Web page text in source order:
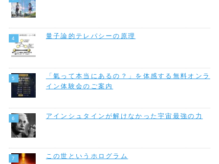
量子論的テレパシーの原理
「氣って本当にあるの？」を体感する無料オンラ
イン体験会のご案内
アインシュタインが解けなかった宇宙最強の力
この世というホログラム